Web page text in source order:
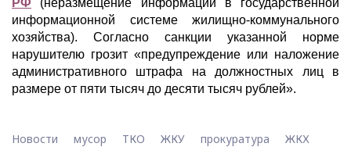
РФ (неразмещение информации в государственной
информационной системе жилищно-коммунального
хозяйства). Согласно санкции указанной норме
нарушителю грозит «предупреждение или наложение
административного штрафа на должностных лиц в
размере от пяти тысяч до десяти тысяч рублей».
Новости мусор ТКО ЖКУ прокуратура ЖКХ